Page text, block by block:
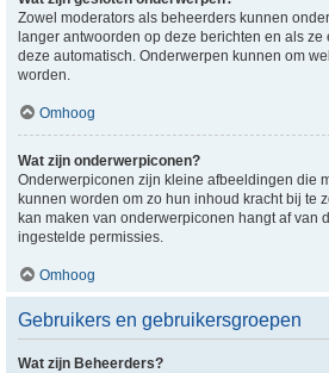
Zowel moderators als beheerders kunnen
langer antwoorden op deze berichten en als
deze automatisch. Onderwerpen kunnen om
worden.
Omhoog
Wat zijn onderwerpiconen?
Onderwerpiconen zijn kleine afbeeldingen die
kunnen worden om zo hun inhoud kracht bij te
kan maken van onderwerpiconen hangt af van
ingestelde permissies.
Omhoog
Gebruikers en gebruikersgroepen
Wat zijn Beheerders?